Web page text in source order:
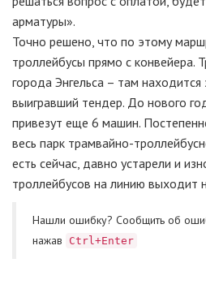
арматуры».
Точно решено, что по этому
троллейбусы прямо с конвейера.
города Энгельса – там
выигравший тендер. До нового
привезут еще 6 машин.
весь парк трамвайно-
есть сейчас, давно устарели и
троллейбусов на линию выходит
Нашли ошибку? Cообщить об
нажав
Ctrl+Enter